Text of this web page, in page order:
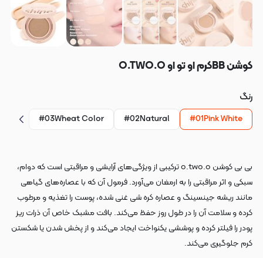
کوشن BBکرم او تو او O.TWO.O
رنگ
#01Pink White
#02Natural
#03Wheat Color
بی بی کوشن o.two.o ترکیبی از ویژگی‌های آرایشی و مراقبتی است که دوام،
سبکی و اثر مراقبتی را به ارمغان می‌آورد. فرمول آن که با عصاره‌های گیاهی
مانند ریشه جینسینگ و عصاره کره شی غنی شده، پوست را تغذیه و مرطوب
کرده و سلامت آن را در طول روز حفظ می‌کند. بافت مشبک خاص آن ذرات ریز
پودر را فیلتر کرده و پوششی یکنواخت ایجاد می‌کند و از پخش شدن یا شکستن
کرم جلوگیری می‌کند.